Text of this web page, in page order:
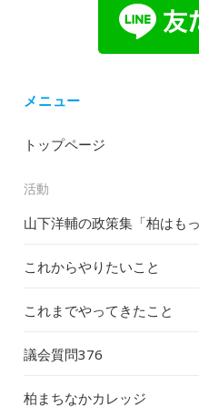
メニュー
トップページ
活動
山下洋輔の政策集「柏はも
これからやりたいこと
これまでやってきたこと
議会質問376
柏まちなかカレッジ